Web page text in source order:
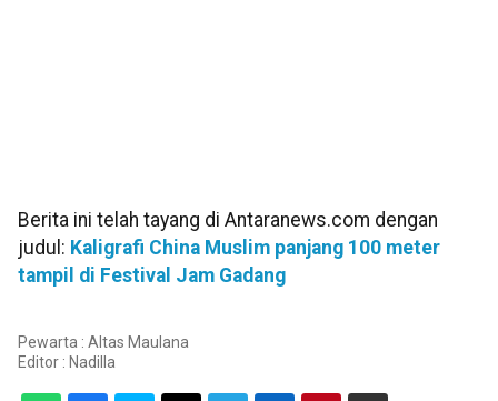
Berita ini telah tayang di Antaranews.com dengan
judul: Kaligrafi China Muslim panjang 100 meter
tampil di Festival Jam Gadang
Pewarta : Altas Maulana
Editor : Nadilla